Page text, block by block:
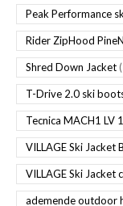
Peak Performance
Rider ZipHood
Shred Down Jacket
T-Drive 2.0 ski
Tecnica MACH1 LV
VILLAGE Ski Jacket
VILLAGE Ski Jacket
ademende outdoor